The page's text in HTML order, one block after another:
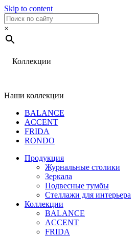
Skip to content
×
Коллекции
Наши коллекции
BALANCE
ACCENT
FRIDA
RONDO
Продукция
Журнальные столики
Зеркала
Подвесные тумбы
Стеллажи для интерьера
Коллекции
BALANCE
ACCENT
FRIDA